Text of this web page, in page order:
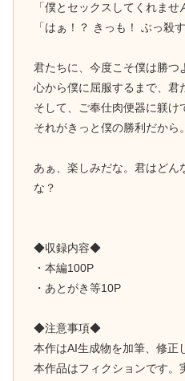
「僕とセックスしてくれませ
「はぁ！？ きっも！ ぶっ殺
君たちに、今度こそ僕は勝つ
心から僕に屈服するまで、君
そして、ご奉仕肉便器に躾け
それがきっと僕の勝利だから。
あぁ、楽しみだな。君はどん
な？
◆収録内容◆
・本編100P
・あとがき等10P
◆注意事項◆
本作はAI生成物を加筆、修正
本作品はフィクションです。